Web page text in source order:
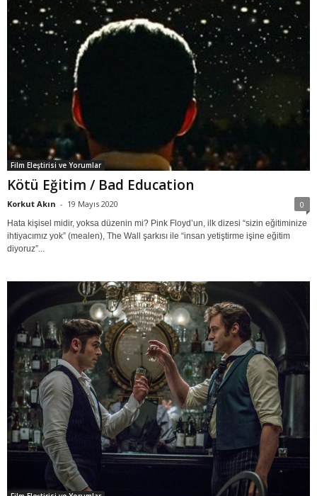
Film Eleştirisi ve Yorumlar
Kötü Eğitim / Bad Education
Korkut Akın - 19 Mayıs 2020 0
Hata kişisel midir, yoksa düzenin mi? Pink Floyd’un, ilk dizesi “sizin eğitiminize
ihtiyacımız yok” (mealen), The Wall şarkısı ile “insan yetiştirme işine eğitim
diyoruz”...